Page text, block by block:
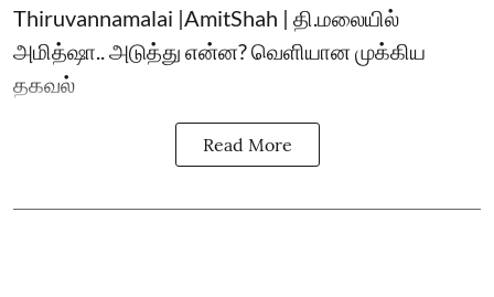
Thiruvannamalai |AmitShah | தி.மலையில்
அமித்ஷா.. அடுத்து என்ன? வெளியான முக்கிய
தகவல்
Read More